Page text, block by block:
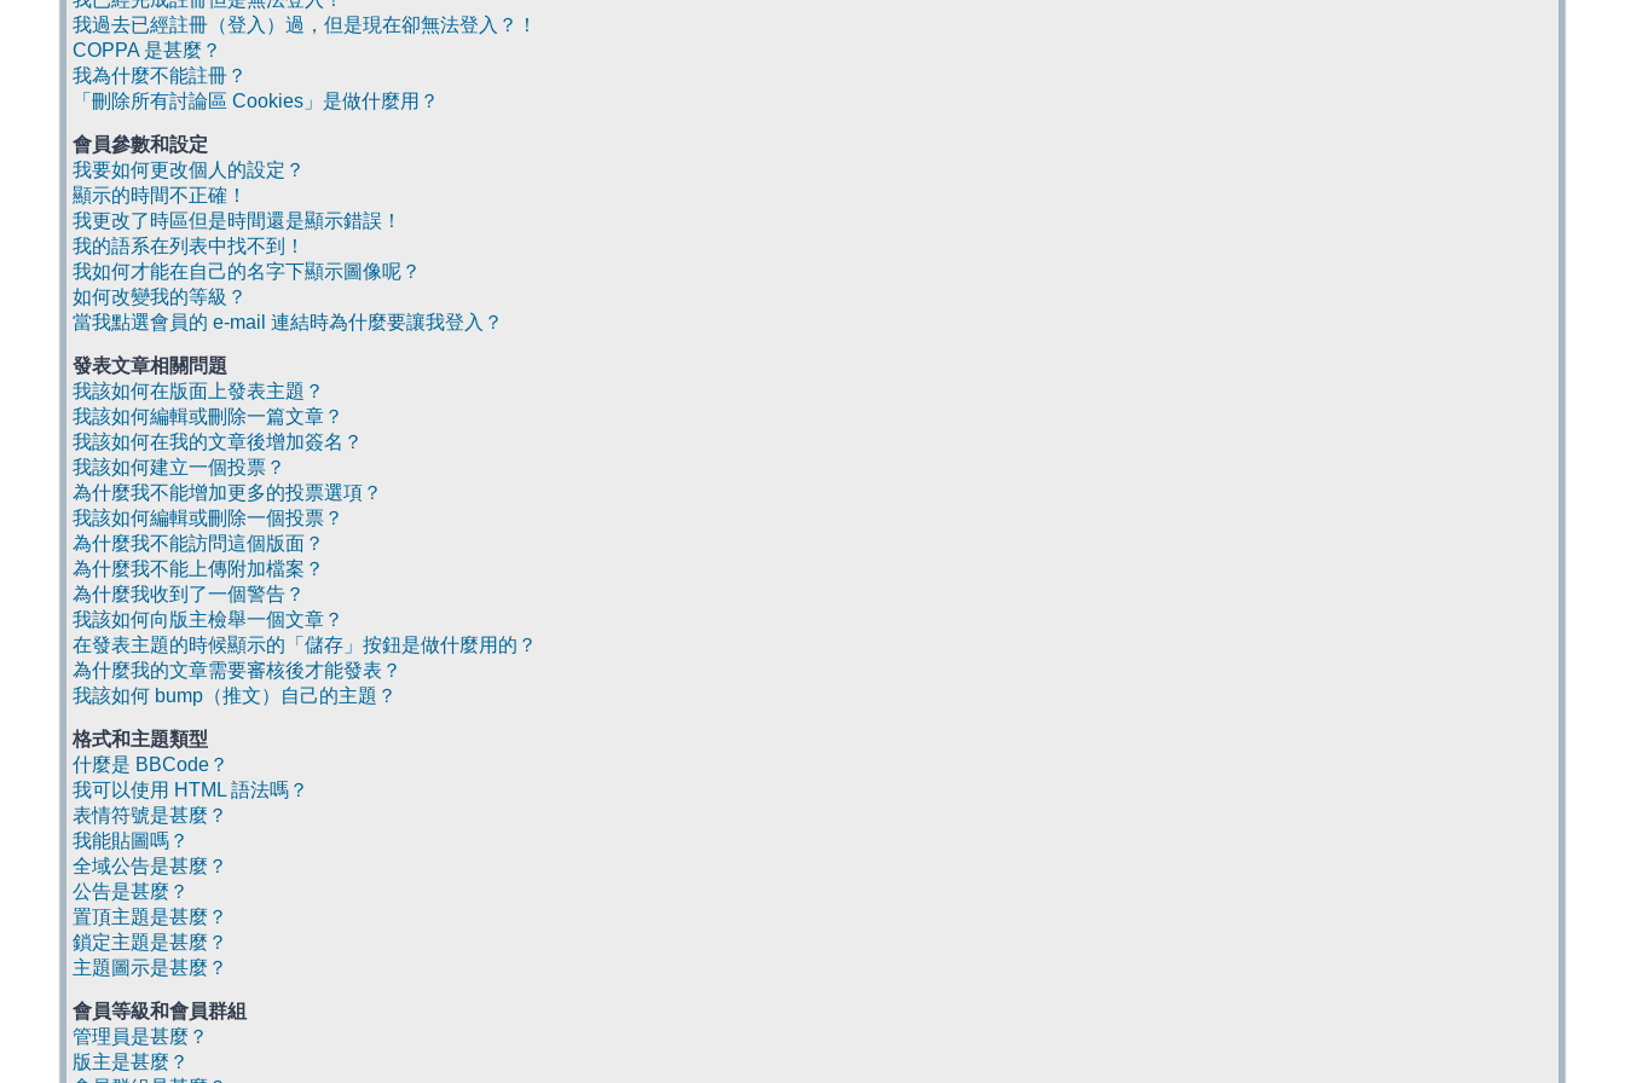
我過去已經註冊（登入）過，但是現在卻無法登入？！
COPPA 是甚麼？
我為什麼不能註冊？
「刪除所有討論區 Cookies」是做什麼用？
會員參數和設定
我要如何更改個人的設定？
顯示的時間不正確！
我更改了時區但是時間還是顯示錯誤！
我的語系在列表中找不到！
我如何才能在自己的名字下顯示圖像呢？
如何改變我的等級？
當我點選會員的 e-mail 連結時為什麼要讓我登入？
發表文章相關問題
我該如何在版面上發表主題？
我該如何編輯或刪除一篇文章？
我該如何在我的文章後增加簽名？
我該如何建立一個投票？
為什麼我不能增加更多的投票選項？
我該如何編輯或刪除一個投票？
為什麼我不能訪問這個版面？
為什麼我不能上傳附加檔案？
為什麼我收到了一個警告？
我該如何向版主檢舉一個文章？
在發表主題的時候顯示的「儲存」按鈕是做什麼用的？
為什麼我的文章需要審核後才能發表？
我該如何 bump（推文）自己的主題？
格式和主題類型
什麼是 BBCode？
我可以使用 HTML 語法嗎？
表情符號是甚麼？
我能貼圖嗎？
全域公告是甚麼？
公告是甚麼？
置頂主題是甚麼？
鎖定主題是甚麼？
主題圖示是甚麼？
會員等級和會員群組
管理員是甚麼？
版主是甚麼？